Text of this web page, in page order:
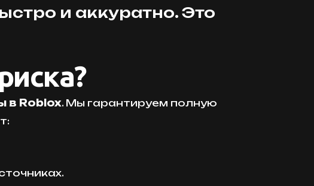
и аккуратно. Это
в Roblox. Мы гарантируем полную